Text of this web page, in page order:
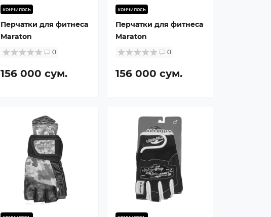
кончилось
Перчатки для фитнеса
Maraton
0
156 000 сум.
кончилось
Перчатки для фитнеса
Maraton
0
156 000 сум.